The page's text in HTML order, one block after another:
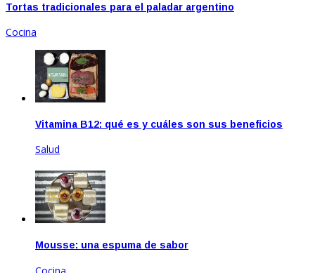
Tortas tradicionales para el paladar argentino
Cocina
Vitamina B12: qué es y cuáles son sus beneficios
Salud
Mousse: una espuma de sabor
Cocina